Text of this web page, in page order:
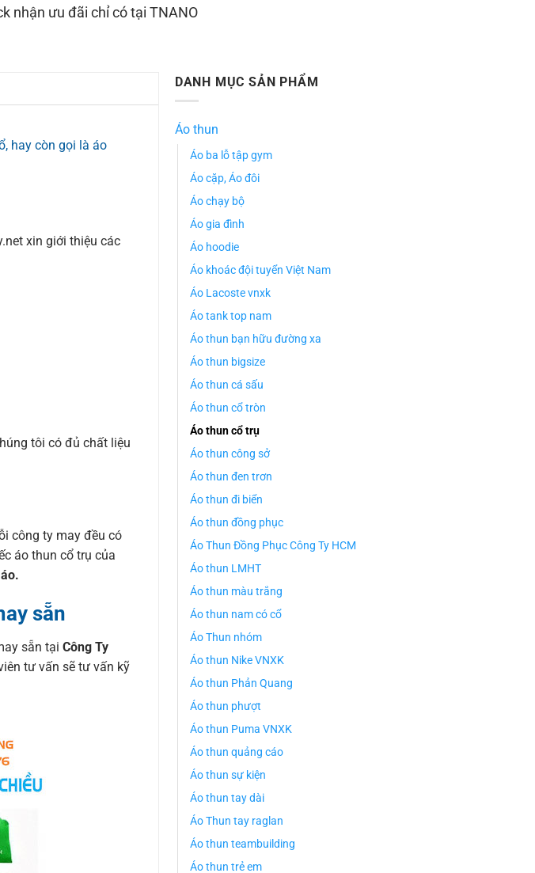
nhận ưu đãi chỉ có tại TNANO
hay còn gọi là áo
xin giới thiệu các
tôi có đủ chất liệu
công ty may đều có
áo thun cổ trụ của
sẵn
sẵn tại Công Ty
tư vấn sẽ tư vấn kỹ
DANH MỤC SẢN PHẨM
Áo thun
Áo ba lỗ tập gym
Áo cặp, Áo đôi
Áo chạy bộ
Áo gia đình
Áo hoodie
Áo khoác đội tuyển Việt Nam
Áo Lacoste vnxk
Áo tank top nam
Áo thun bạn hữu đường xa
Áo thun bigsize
Áo thun cá sấu
Áo thun cổ tròn
Áo thun cổ trụ
Áo thun công sở
Áo thun đen trơn
Áo thun đi biển
Áo thun đồng phục
Áo Thun Đồng Phục Công Ty HCM
Áo thun LMHT
Áo thun màu trắng
Áo thun nam có cổ
Áo Thun nhóm
Áo thun Nike VNXK
Áo thun Phản Quang
Áo thun phượt
Áo thun Puma VNXK
Áo thun quảng cáo
Áo thun sự kiện
Áo thun tay dài
Áo Thun tay raglan
Áo thun teambuilding
Áo thun trẻ em